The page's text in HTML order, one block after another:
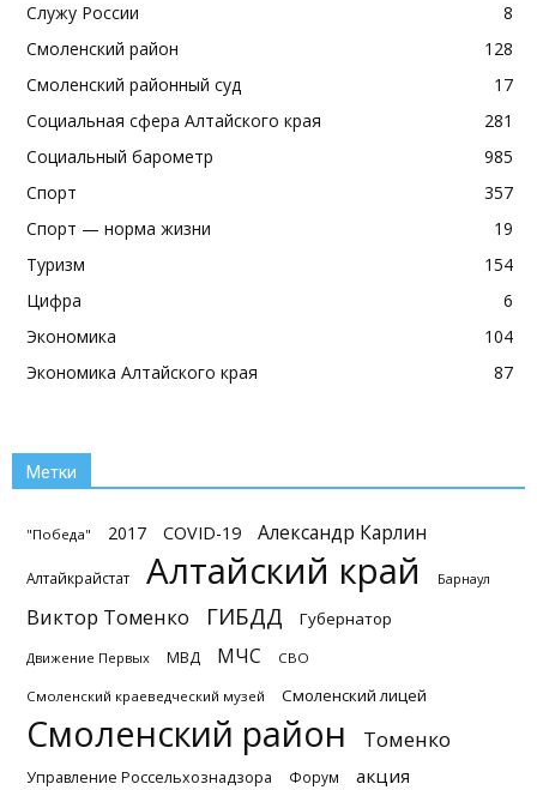
Служу России
8
Смоленский район
128
Смоленский районный суд
17
Социальная сфера Алтайского края
281
Социальный барометр
985
Спорт
357
Спорт — норма жизни
19
Туризм
154
Цифра
6
Экономика
104
Экономика Алтайского края
87
Метки
"Победа" 2017 COVID-19 Александр Карлин
Алтайкрайстат Алтайский край Барнаул
Виктор Томенко ГИБДД Губернатор
Движение Первых МВД МЧС СВО
Смоленский краеведческий музей Смоленский лицей
Смоленский район Томенко
Управление Россельхознадзора Форум акция